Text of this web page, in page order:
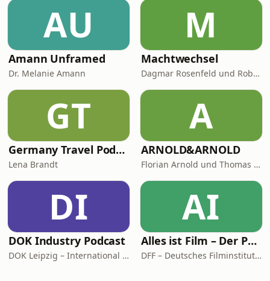
AU
Amann Unframed
Dr. Melanie Amann
M
Machtwechsel
Dagmar Rosenfeld und Robin Alexander
GT
Germany Travel Podcast with Lena Brandt
Lena Brandt
A
ARNOLD&ARNOLD
Florian Arnold und Thomas Arnold
DI
DOK Industry Podcast
DOK Leipzig – International Leipzig Festival for Documentary and Animated Film
AI
Alles ist Film – Der Podcast des DFF
DFF – Deutsches Filminstitut & Filmmuseum